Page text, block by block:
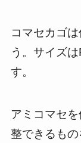
コマセカゴ
う。サイズ
す。
アミコマセ
整できるもの